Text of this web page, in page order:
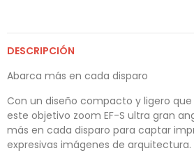
DESCRIPCIÓN
Abarca más en cada disparo
Con un diseño compacto y ligero que
este objetivo zoom EF-S ultra gran
más en cada disparo para captar
expresivas imágenes de arquitectura.